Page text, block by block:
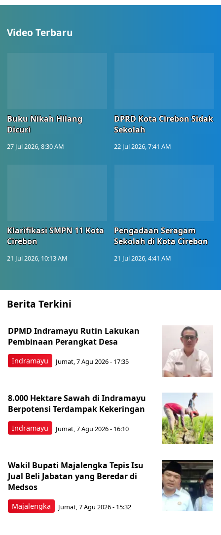
Video Terbaru
Buku Nikah Hilang
Dicuri
27 Jul 2026, 8:30 AM
DPRD Kota Cirebon Sidak
Sekolah
22 Jul 2026, 7:41 AM
Klarifikasi SMPN 11 Kota
Cirebon
21 Jul 2026, 10:13 AM
Pengadaan Seragam
Sekolah di Kota Cirebon
21 Jul 2026, 4:41 AM
Berita Terkini
Indramayu
DPMD Indramayu Rutin Lakukan
Pembinaan Perangkat Desa
Jumat, 7 Agu 2026 - 17:35
Indramayu
8.000 Hektare Sawah di Indramayu
Berpotensi Terdampak Kekeringan
Jumat, 7 Agu 2026 - 16:10
Majalengka
Wakil Bupati Majalengka Tepis Isu
Jual Beli Jabatan yang Beredar di
Medsos
Jumat, 7 Agu 2026 - 15:32